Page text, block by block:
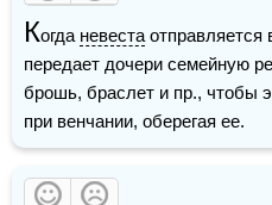
Когда невеста отправляется
передает дочери семейную
брошь, браслет и пр., чтобы
при венчании, оберегая ее.